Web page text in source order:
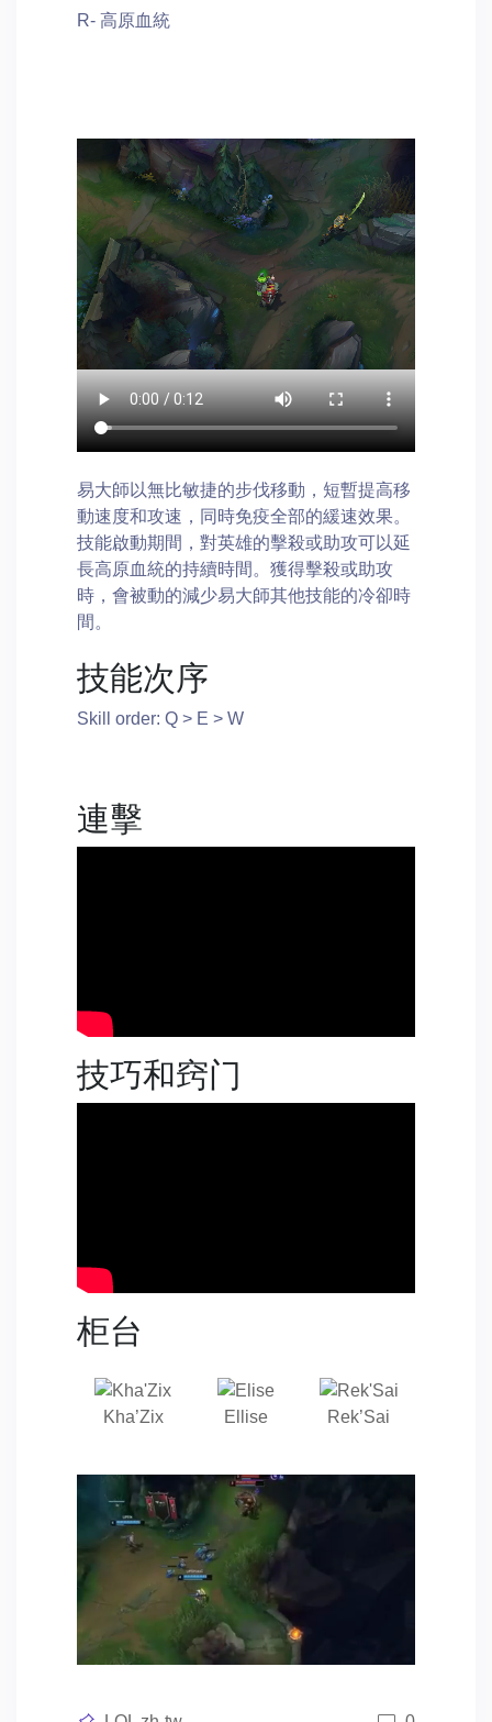
R- 高原血統
易大師以無比敏捷的步伐移動，短暫提高移
動速度和攻速，同時免疫全部的緩速效果。
技能啟動期間，對英雄的擊殺或助攻可以延
長高原血統的持續時間。獲得擊殺或助攻
時，會被動的減少易大師其他技能的冷卻時
間。
技能次序
Skill order: Q > E > W
連擊
技巧和窍门
柜台
Kha’Zix Ellise Rek’Sai